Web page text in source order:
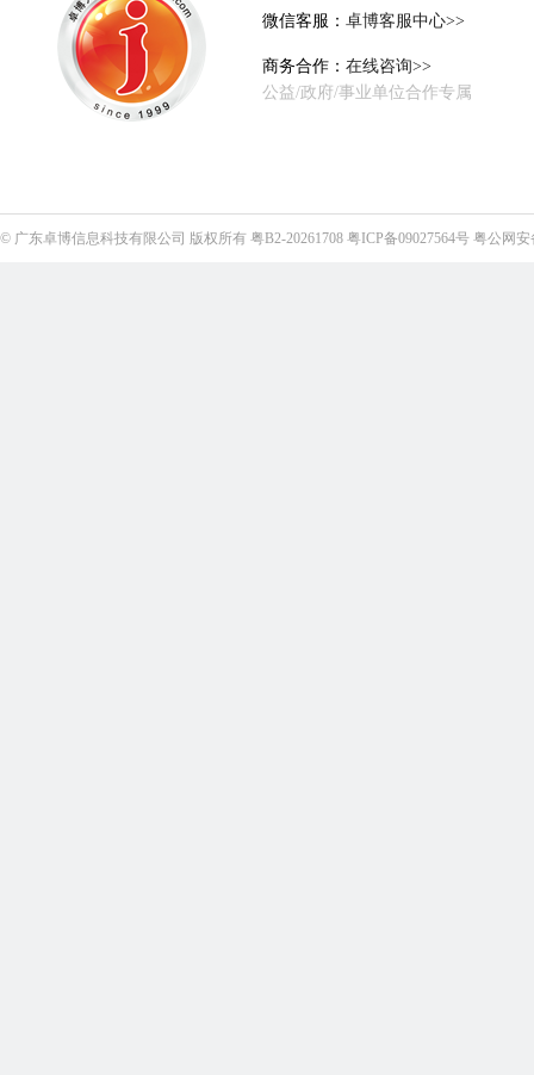
微信客服： 卓博客服中心>>
商务合作： 在线咨询>>
公益/政府/事业单位合作专属
© 广东卓博信息科技有限公司 版权所有 粤B2-20261708 粤ICP备09027564号 粤公网安